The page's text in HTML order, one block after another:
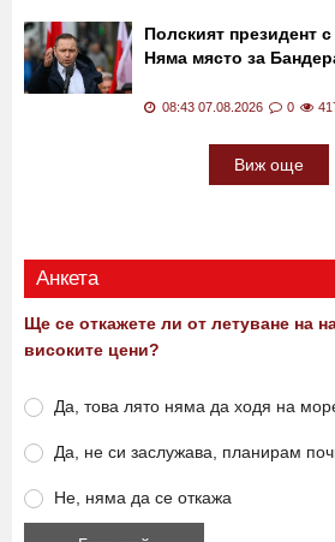
Полският президент
Няма място за
08:43 07.08.2026 0
Виж още
Анкета
Ще се откажете ли от летуване на
високите цени?
Да, това лято няма да ходя на
Да, не си заслужава, планирам
Не, няма да се откажа